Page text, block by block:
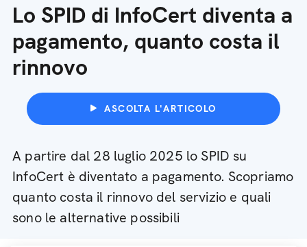
Lo SPID di InfoCert diventa a
pagamento, quanto costa il
rinnovo
ASCOLTA L'ARTICOLO
A partire dal 28 luglio 2025 lo SPID su
InfoCert è diventato a pagamento. Scopriamo
quanto costa il rinnovo del servizio e quali
sono le alternative possibili